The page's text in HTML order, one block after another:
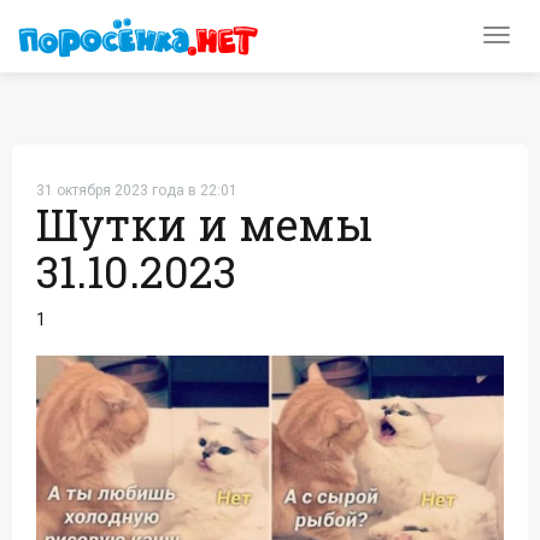
31 октября 2023 года в 22:01
Шутки и мемы
31.10.2023
1